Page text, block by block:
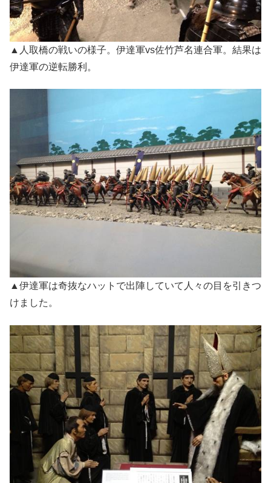
▲人取橋の戦いの様子。伊達軍vs佐竹芦名連合軍。結果は
伊達軍の逆転勝利。
▲伊達軍は奇抜なハットで出陣していて人々の目を引きつ
けました。